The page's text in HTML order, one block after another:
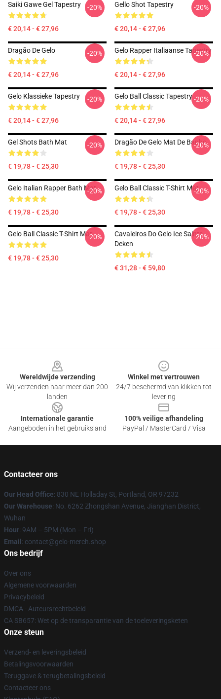
Saiki Gawe Gel Tapestry
€ 20,14 - € 27,96
-20% Gello Shot Tapestry
€ 20,14 - € 27,96
-20%
Dragão De Gelo
€ 20,14 - € 27,96
-20% Gelo Rapper Italiaanse Tapestry
€ 20,14 - € 27,96
-20%
Gelo Klassieke Tapestry
€ 20,14 - € 27,96
-20% Gelo Ball Classic Tapestry
€ 20,14 - € 27,96
-20%
Gel Shots Bath Mat
€ 19,78 - € 25,30
-20% Dragão De Gelo Mat De Banho
€ 19,78 - € 25,30
-20%
Gelo Italian Rapper Bath Mat
€ 19,78 - € 25,30
-20% Gelo Ball Classic T-Shirt Mat
€ 19,78 - € 25,30
-20%
Gelo Ball Classic T-Shirt Mat
€ 19,78 - € 25,30
-20%
Cavaleiros Do Gelo Ice Saints
Deken
€ 31,28 - € 59,80
-20%
Wereldwijde verzending
Wij verzenden naar meer dan 200
landen
Winkel met vertrouwen
24/7 beschermd van klikken tot
levering
Internationale garantie
Aangeboden in het gebruiksland
100% veilige afhandeling
PayPal / MasterCard / Visa
Contacteer ons
Our Head Office: 830 NE Holladay St, Portland, OR 97232
Our Warehouse: No. 6262 Zhongshan Avenue, Jianghan District,
Wuhan
Hour: 9AM – 5PM (Mon – Fri)
Email : contact@gelo-merch.shop
Ons bedrijf
Over ons
Algemene voorwaarden
Privacybeleid
DMCA - Auteursrechtbeleid
CA SB657: Wet op de transparantie van de toeleveringsketen
Onze steun
Verzend- en leveringsbeleid
Betalingsvoorwaarden
Teruggave & terugbetalingsbeleid
Contacteer ons